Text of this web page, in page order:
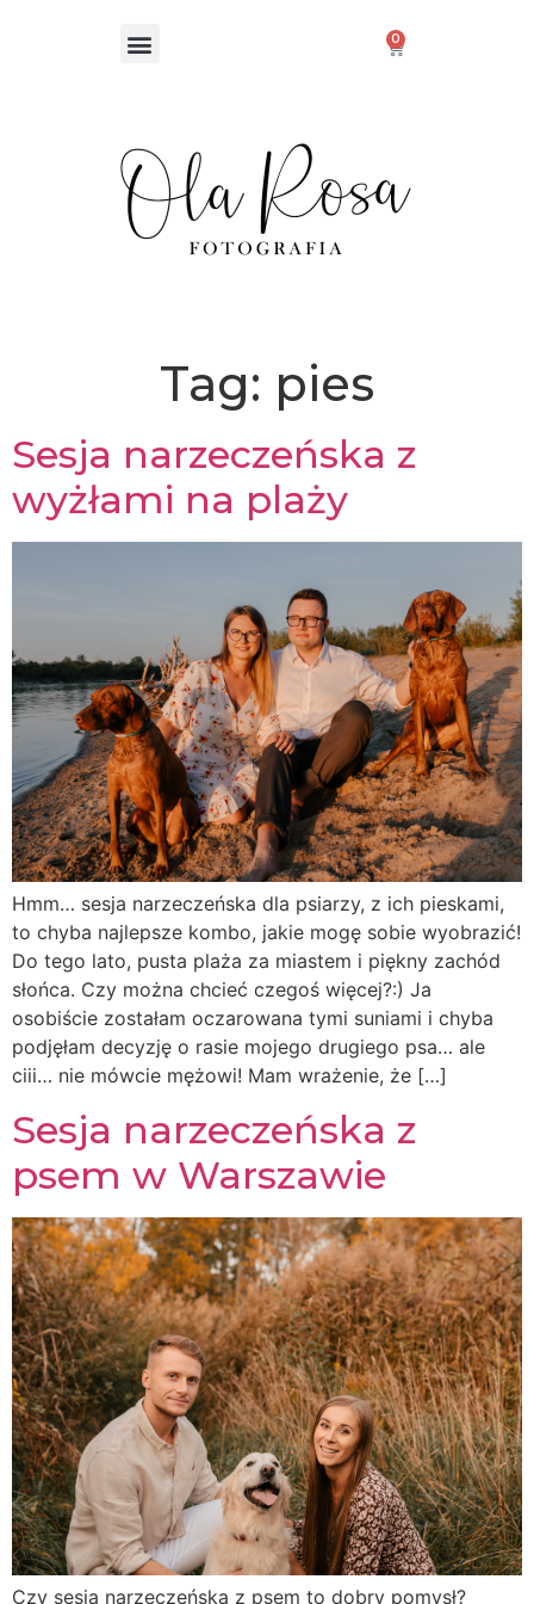
0
Tag: pies
Sesja narzeczeńska z
wyżłami na plaży
Hmm… sesja narzeczeńska dla psiarzy, z ich pieskami,
to chyba najlepsze kombo, jakie mogę sobie wyobrazić!
Do tego lato, pusta plaża za miastem i piękny zachód
słońca. Czy można chcieć czegoś więcej?:) Ja
osobiście zostałam oczarowana tymi suniami i chyba
podjęłam decyzję o rasie mojego drugiego psa… ale
ciii… nie mówcie mężowi! Mam wrażenie, że […]
Sesja narzeczeńska z
psem w Warszawie
Czy sesja narzeczeńska z psem to dobry pomysł?